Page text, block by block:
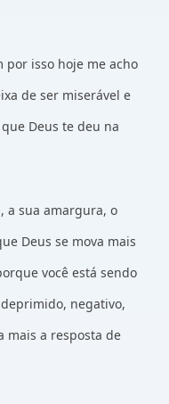
por isso hoje me acho
de ser miserável e
Deus te deu na
a sua amargura, o
Deus se mova mais
você está sendo
negativo,
mais a resposta de